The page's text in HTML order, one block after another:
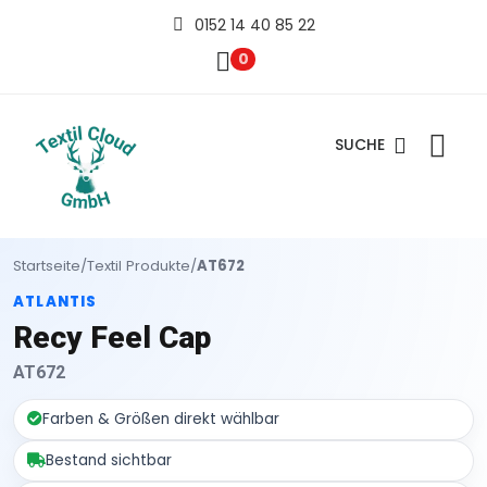
0152 14 40 85 22
0
SUCHE
Startseite/Textil Produkte/AT672
ATLANTIS
Recy Feel Cap
AT672
Farben & Größen direkt wählbar
Bestand sichtbar